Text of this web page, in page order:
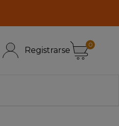
Registrarse
0